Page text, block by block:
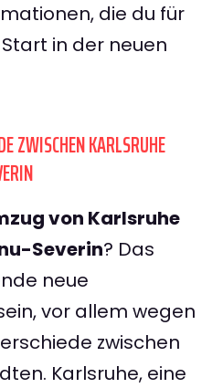
die du für
in der neuen
ZWISCHEN KARLSRUHE
von Karlsruhe
Severin? Das
neue
vor allem wegen
zwischen
Karlsruhe, eine